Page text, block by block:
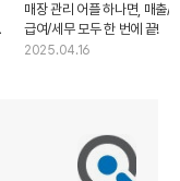
매장 관리 어플 하나면, 매출/
급여/세무 모두 한 번에 끝!
2025.04.16